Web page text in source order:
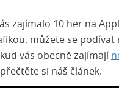
zajímalo 10 her na
můžete se
vás obecně zajímají
si náš článek.